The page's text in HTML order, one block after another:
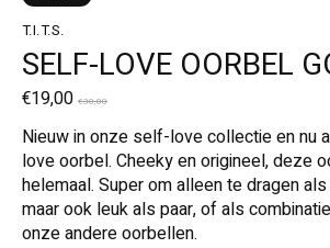
T.I.T.S.
SELF-LOVE OORBEL
€19,00 €30,00
Nieuw in onze self-love collectie en nu
love oorbel. Cheeky en origineel, deze
helemaal. Super om alleen te dragen
maar ook leuk als paar, of als
onze andere oorbellen.